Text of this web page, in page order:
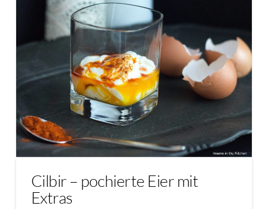
Cilbir – pochierte Eier mit
Extras